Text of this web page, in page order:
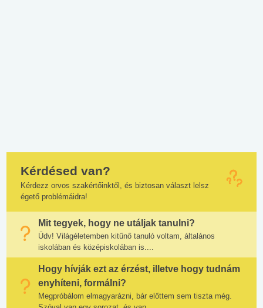
Kérdésed van?
Kérdezz orvos szakértőinktől, és biztosan választ lelsz
égető problémáidra!
Mit tegyek, hogy ne utáljak tanulni?
Üdv! Világéletemben kitűnő tanuló voltam, általános
iskolában és középiskolában is....
Hogy hívják ezt az érzést, illetve hogy tudnám
enyhíteni, formálni?
Megpróbálom elmagyarázni, bár előttem sem tiszta még.